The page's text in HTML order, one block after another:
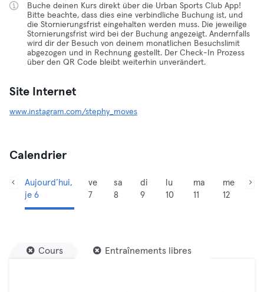
Buche deinen Kurs direkt über die Urban Sports Club App!
Bitte beachte, dass dies eine verbindliche Buchung ist, und
die Stornierungsfrist eingehalten werden muss. Die jeweilige
Stornierungsfrist wird bei der Buchung angezeigt. Andernfalls
wird dir der Besuch von deinem monatlichen Besuchslimit
abgezogen und in Rechnung gestellt. Der Check-In Prozess
über den QR Code bleibt weiterhin unverändert.
Site Internet
www.instagram.com/stephy_moves
Calendrier
Aujourd’hui,
je 6
ve
7
sa
8
di
9
lu
10
ma
11
me
12
Cours Entraînements libres